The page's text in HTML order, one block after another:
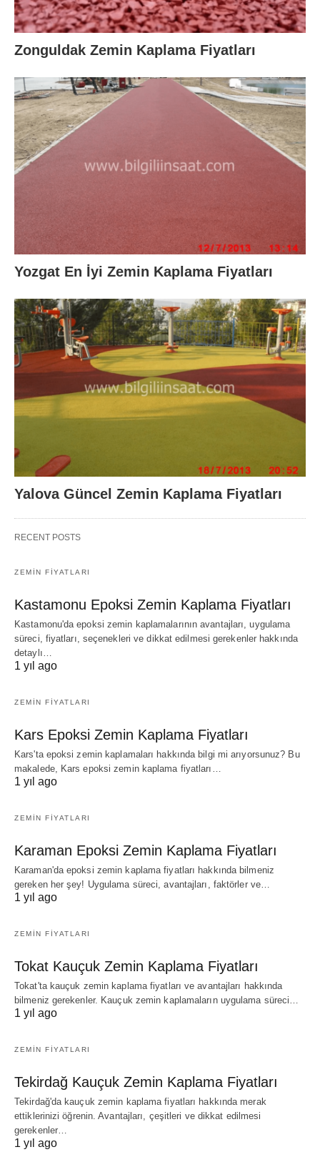
Zonguldak Zemin Kaplama Fiyatları
Yozgat En İyi Zemin Kaplama Fiyatları
Yalova Güncel Zemin Kaplama Fiyatları
RECENT POSTS
ZEMIN FIYATLARI
Kastamonu Epoksi Zemin Kaplama Fiyatları
Kastamonu'da epoksi zemin kaplamalarının avantajları, uygulama
süreci, fiyatları, seçenekleri ve dikkat edilmesi gerekenler hakkında
detaylı…
1 yıl ago
ZEMIN FIYATLARI
Kars Epoksi Zemin Kaplama Fiyatları
Kars'ta epoksi zemin kaplamaları hakkında bilgi mi arıyorsunuz? Bu
makalede, Kars epoksi zemin kaplama fiyatları…
1 yıl ago
ZEMIN FIYATLARI
Karaman Epoksi Zemin Kaplama Fiyatları
Karaman'da epoksi zemin kaplama fiyatları hakkında bilmeniz
gereken her şey! Uygulama süreci, avantajları, faktörler ve…
1 yıl ago
ZEMIN FIYATLARI
Tokat Kauçuk Zemin Kaplama Fiyatları
Tokat'ta kauçuk zemin kaplama fiyatları ve avantajları hakkında
bilmeniz gerekenler. Kauçuk zemin kaplamaların uygulama süreci…
1 yıl ago
ZEMIN FIYATLARI
Tekirdağ Kauçuk Zemin Kaplama Fiyatları
Tekirdağ'da kauçuk zemin kaplama fiyatları hakkında merak
ettiklerinizi öğrenin. Avantajları, çeşitleri ve dikkat edilmesi
gerekenler…
1 yıl ago